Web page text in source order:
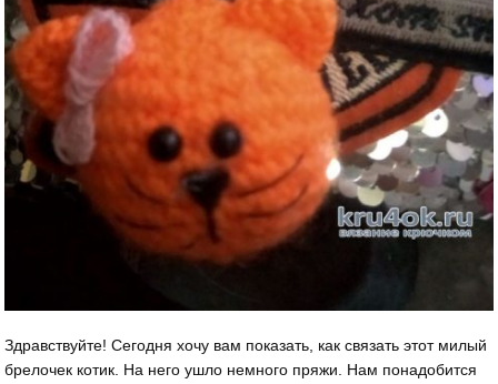
Здравствуйте! Сегодня хочу вам показать, как связать этот милый
брелочек котик. На него ушло немного пряжи. Нам понадобится